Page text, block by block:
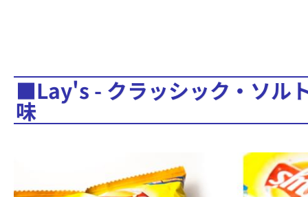
■Lay's - クラッシック・ソル
味